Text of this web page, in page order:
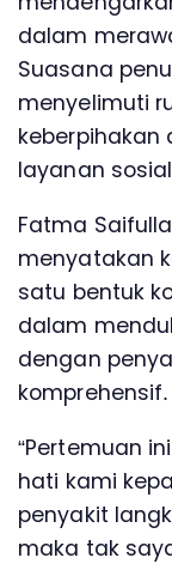
dalam
Suasana
menyelimuti
layanan
Fatma
menyatakan
satu bentuk
dalam
dengan
komprehensif.
“Pertemuan
hati kami
penyakit
maka tak